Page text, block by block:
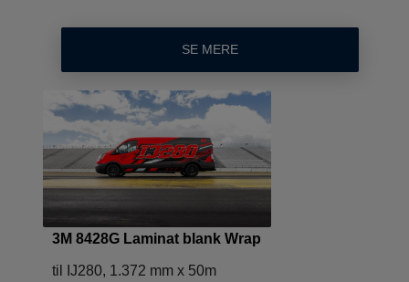
SE MERE
3M 8428G Laminat blank Wrap
til IJ280, 1.372 mm x 50m